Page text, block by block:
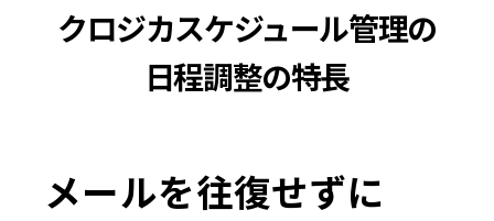
クロジカスケジュール管理の
日程調整の特長
メールを往復せずに